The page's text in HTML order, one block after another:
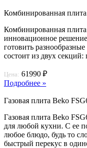
Комбинированная
Комбинированная
инновационное
готовить
состоит из двух
Цена: 61990 ₽
Подробнее »
Газовая плита Beko
Газовая плита Beko
для любой кухни. С ее
любое блюдо, будь то
быстрый перекус в